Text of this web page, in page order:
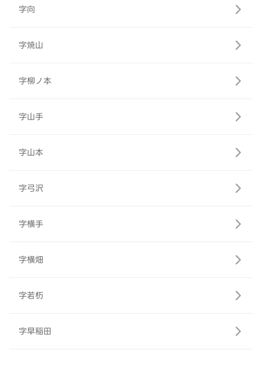
字向
字焼山
字柳ノ本
字山手
字山本
字弓沢
字横手
字横畑
字若杤
字早稲田